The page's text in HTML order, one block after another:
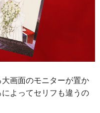
画面のモニターが置か
よってセリフも違うの